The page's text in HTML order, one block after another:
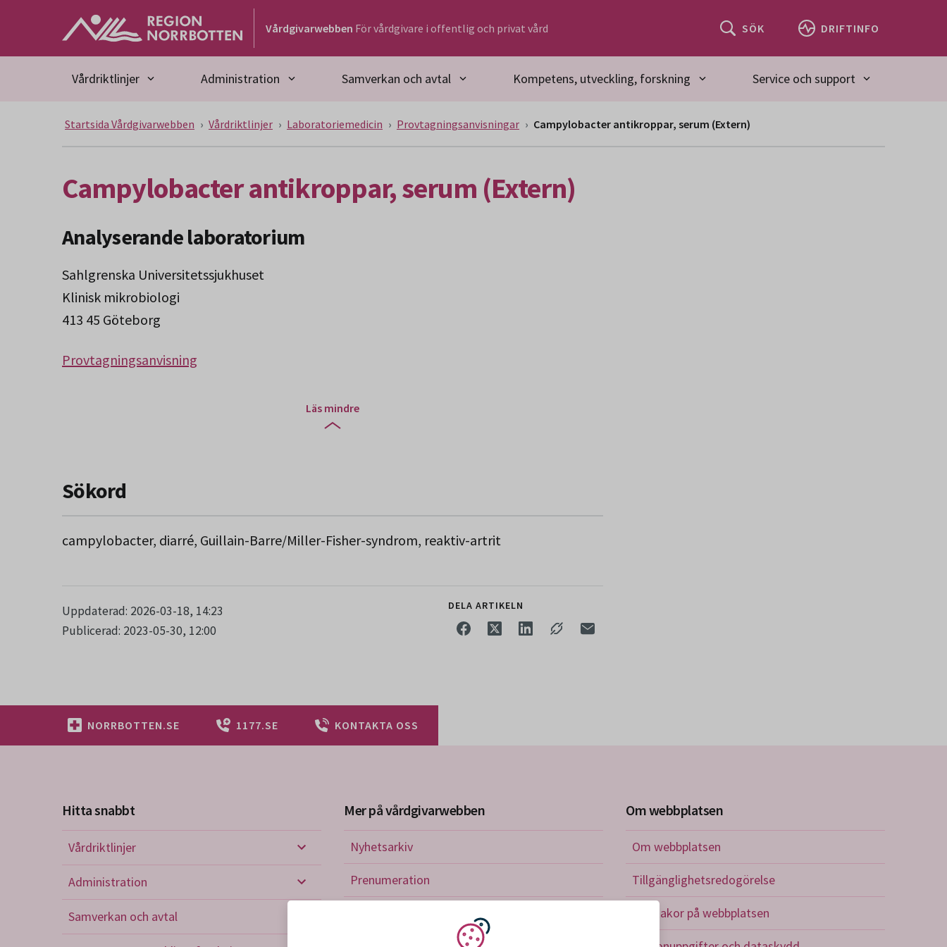
Gå till huvudmeny
Gå till övergripande innehåll
Vårdgivarwebben För vårdgivare i offentlig och privat vård SÖK DRIFTINFO
Vårdriktlinjer Administration Samverkan och avtal Kompetens, utveckling, forskning Service och support
Startsida Vårdgivarwebben Vårdriktlinjer Laboratoriemedicin Provtagningsanvisningar Campylobacter antikroppar, serum (Extern)
Campylobacter antikroppar, serum (Extern)
Analyserande laboratorium
Sahlgrenska Universitetssjukhuset
Klinisk mikrobiologi
413 45 Göteborg
Provtagningsanvisning
Läs mindre
Sökord
campylobacter, diarré, Guillain-Barre/Miller-Fisher-syndrom, reaktiv-artrit
Uppdaterad: 2026-03-18, 14:23
Publicerad: 2023-05-30, 12:00
DELA ARTIKELN
NORRBOTTEN.SE 1177.SE KONTAKTA OSS
Hitta snabbt
Vårdriktlinjer
Vårdriktlinjer
Administration
Samverkan och avtal
Mer på vårdgivarwebben
Nyhetsarkiv
Prenumeration
Om webbplatsen
Om webbplatsen
Tillgänglighetsredogörelse
Om kakor på webbplatsen